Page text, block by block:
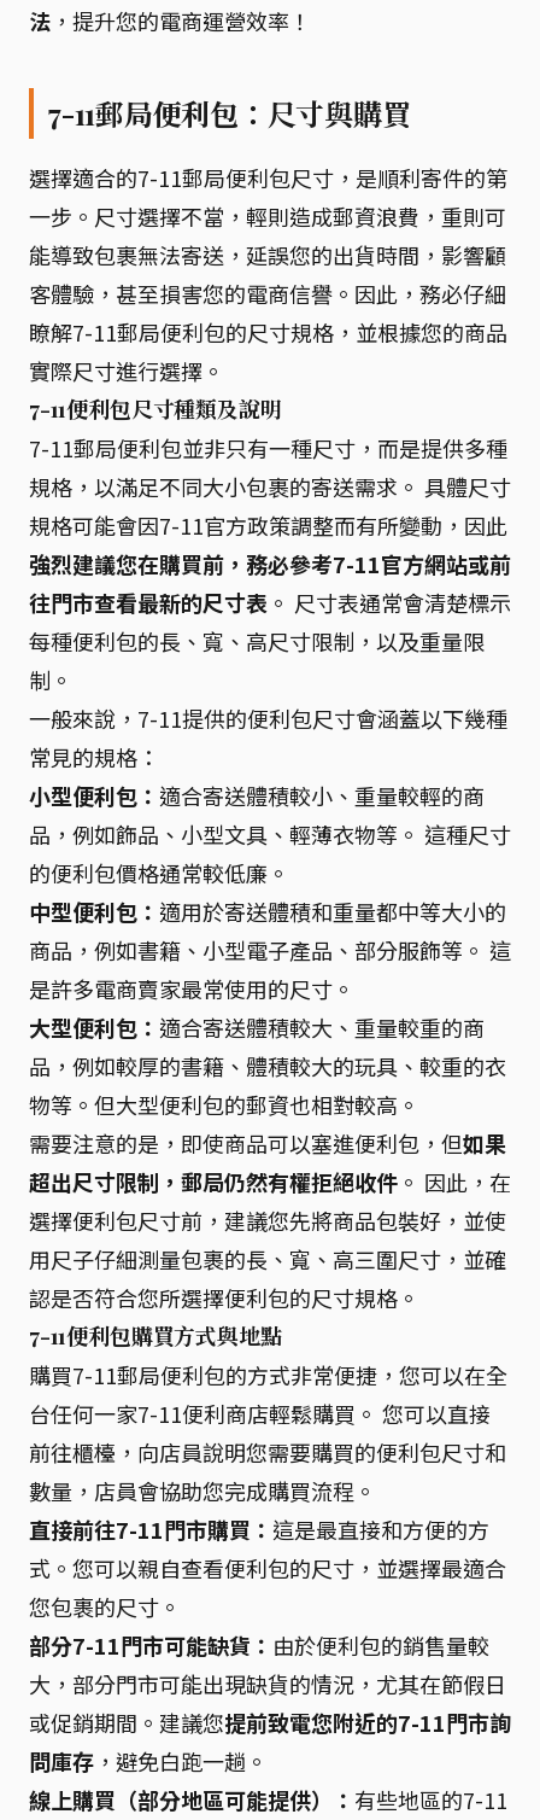
法 ，提升您的電商運營效率！
7-11郵局便利包：尺寸與購買
選擇適合的7-11郵局便利包尺寸，是順利寄件的第
一步。尺寸選擇不當，輕則造成郵資浪費，重則可
能導致包裹無法寄送，延誤您的出貨時間，影響顧
客體驗，甚至損害您的電商信譽。因此，務必仔細
瞭解7-11郵局便利包的尺寸規格，並根據您的商品
實際尺寸進行選擇。
7-11便利包尺寸種類及說明
7-11郵局便利包並非只有一種尺寸，而是提供多種
規格，以滿足不同大小包裹的寄送需求。 具體尺寸
規格可能會因7-11官方政策調整而有所變動，因此
強烈建議您在購買前，務必參考7-11官方網站或前
往門市查看最新的尺寸表 。 尺寸表通常會清楚標示
每種便利包的長、寬、高尺寸限制，以及重量限
制。
一般來說，7-11提供的便利包尺寸會涵蓋以下幾種
常見的規格：
小型便利包： 適合寄送體積較小、重量較輕的商
品，例如飾品、小型文具、輕薄衣物等。 這種尺寸
的便利包價格通常較低廉。
中型便利包： 適用於寄送體積和重量都中等大小的
商品，例如書籍、小型電子產品、部分服飾等。 這
是許多電商賣家最常使用的尺寸。
大型便利包： 適合寄送體積較大、重量較重的商
品，例如較厚的書籍、體積較大的玩具、較重的衣
物等。但大型便利包的郵資也相對較高。
需要注意的是，即使商品可以塞進便利包，但如果
超出尺寸限制，郵局仍然有權拒絕收件 。 因此，在
選擇便利包尺寸前，建議您先將商品包裝好，並使
用尺子仔細測量包裹的長、寬、高三圍尺寸，並確
認是否符合您所選擇便利包的尺寸規格。
7-11便利包購買方式與地點
購買7-11郵局便利包的方式非常便捷，您可以在全
台任何一家7-11便利商店輕鬆購買。 您可以直接
前往櫃檯，向店員說明您需要購買的便利包尺寸和
數量，店員會協助您完成購買流程。
直接前往7-11門市購買： 這是最直接和方便的方
式。您可以親自查看便利包的尺寸，並選擇最適合
您包裹的尺寸。
部分7-11門市可能缺貨： 由於便利包的銷售量較
大，部分門市可能出現缺貨的情況，尤其在節假日
或促銷期間。建議您提前致電您附近的7-11門市詢
問庫存 ，避免白跑一趟。
線上購買（部分地區可能提供）： 有些地區的7-11